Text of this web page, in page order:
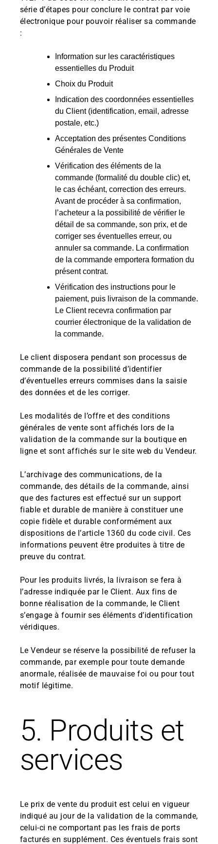
série d’étapes pour conclure le contrat par voie
électronique pour pouvoir réaliser sa commande
:
Information sur les caractéristiques
essentielles du Produit
Choix du Produit
Indication des coordonnées essentielles
du Client (identification, email, adresse
postale, etc.)
Acceptation des présentes Conditions
Générales de Vente
Vérification des éléments de la
commande (formalité du double clic) et,
le cas échéant, correction des erreurs.
Avant de procéder à sa confirmation,
l’acheteur a la possibilité de vérifier le
détail de sa commande, son prix, et de
corriger ses éventuelles erreur, ou
annuler sa commande. La confirmation
de la commande emportera formation du
présent contrat.
Vérification des instructions pour le
paiement, puis livraison de la commande.
Le Client recevra confirmation par
courrier électronique de la validation de
la commande.
Le client disposera pendant son processus de
commande de la possibilité d’identifier
d’éventuelles erreurs commises dans la saisie
des données et de les corriger.
Les modalités de l’offre et des conditions
générales de vente sont affichés lors de la
validation de la commande sur la boutique en
ligne et sont affichés sur le site web du Vendeur.
L’archivage des communications, de la
commande, des détails de la commande, ainsi
que des factures est effectué sur un support
fiable et durable de manière à constituer une
copie fidèle et durable conformément aux
dispositions de l’article 1360 du code civil. Ces
informations peuvent être produites à titre de
preuve du contrat.
Pour les produits livrés, la livraison se fera à
l’adresse indiquée par le Client. Aux fins de
bonne réalisation de la commande, le Client
s’engage à fournir ses éléments d’identification
véridiques.
Le Vendeur se réserve la possibilité de refuser la
commande, par exemple pour toute demande
anormale, réalisée de mauvaise foi ou pour tout
motif légitime.
5. Produits et
services
Le prix de vente du produit est celui en vigueur
indiqué au jour de la validation de la commande,
celui-ci ne comportant pas les frais de ports
facturés en supplément. Ces éventuels frais sont